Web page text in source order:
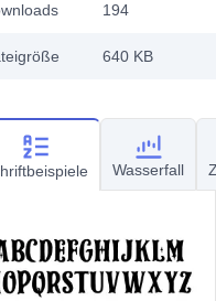
194
640 KB
Wasserfall